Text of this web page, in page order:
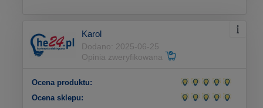
Karol
Dodano: 2025-06-25
Opinia zweryfikowana
Ocena produktu:
Ocena sklepu: